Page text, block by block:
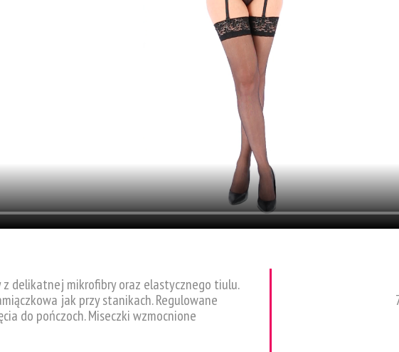
delikatnej mikrofibry oraz elastycznego tiulu.
jak przy stanikach. Regulowane
do pończoch. Miseczki wzmocnione